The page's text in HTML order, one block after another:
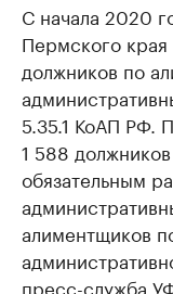
С начала 2020
Пермского
должников по
5.35.1 КоАП РФ.
1 588
обязательным
алиментщиков
пресс-служба